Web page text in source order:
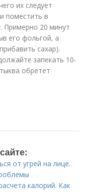
их следует
поместить в
Примерно 20 минут
его фольгой, а
сахар).
запекать 10-
обретет
от угрей на лице.
калорий. Как